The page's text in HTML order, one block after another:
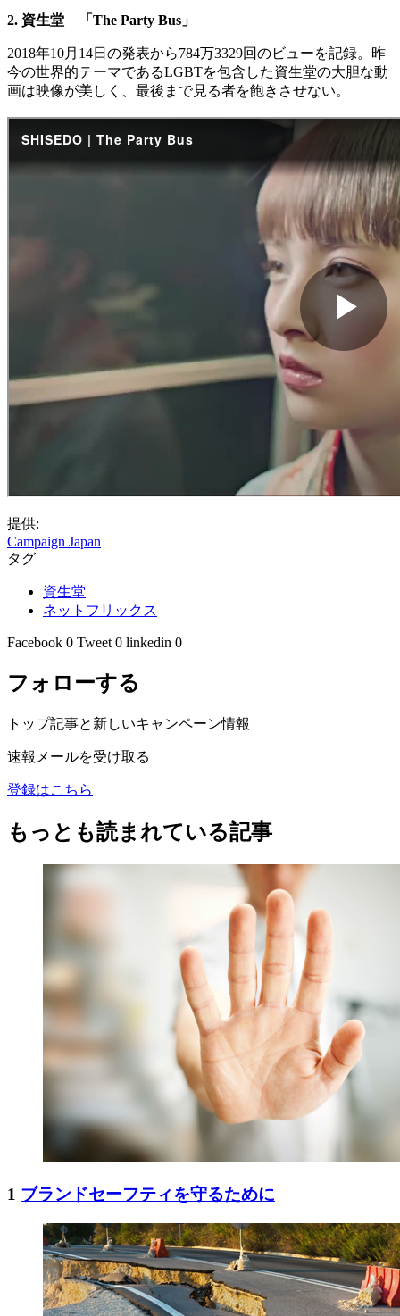
2. 資生堂 「The Party Bus」
2018年10月14日の発表から784万3329回のビューを記録。昨
今の世界的テーマであるLGBTを包含した資生堂の大胆な動
画は映像が美しく、最後まで見る者を飽きさせない。
提供:
Campaign Japan
タグ
資生堂
ネットフリックス
Facebook 0 Tweet 0 linkedin 0
フォローする
トップ記事と新しいキャンペーン情報
速報メールを受け取る
登録はこちら
もっとも読まれている記事
1 ブランドセーフティを守るために